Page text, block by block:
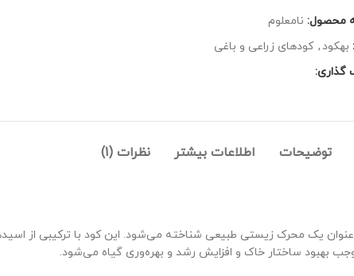
محصول: نامعلوم
بهکود , کودهای زراعی و باغی
گذاری:
توضیحات اطلاعات بیشتر نظرات (1)
یک محرک زیستی طبیعی شناخته می‌شود. این کود با ترکیبی از
بهبود ساختار خاک و افزایش رشد و بهره‌وری گیاه می‌شود.